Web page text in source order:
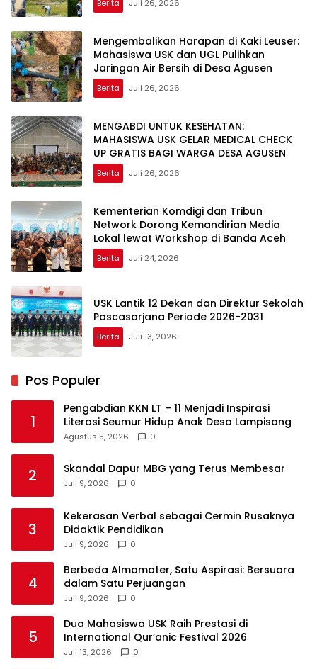
Berita Juli 26, 2026
Mengembalikan Harapan di Kaki Leuser:
Mahasiswa USK dan UGL Pulihkan
Jaringan Air Bersih di Desa Agusen
Berita Juli 26, 2026
MENGABDI UNTUK KESEHATAN:
MAHASISWA USK GELAR MEDICAL CHECK
Berita Juli 26, 2026
Kementerian Komdigi dan Tribun
Network Dorong Kemandirian Media
Lokal lewat Workshop di Banda Aceh
Berita Juli 24, 2026
USK Lantik 12 Dekan dan Direktur Sekolah
Pascasarjana Periode 2026-2031
Berita Juli 13, 2026
Pos Populer
1
Pengabdian KKN LT – 11 Menjadi Inspirasi
Literasi Seumur Hidup Anak Desa Lampisang
Agustus 5, 2026 0
2 Skandal Dapur MBG yang Terus Membesar
Juli 9, 2026 0
3
Kekerasan Verbal sebagai Cermin Rusaknya
Didaktik Pendidikan
Juli 9, 2026 0
4
Berbeda Almamater, Satu Aspirasi: Bersuara
dalam Satu Perjuangan
Juli 9, 2026 0
5
Dua Mahasiswa USK Raih Prestasi di
International Qur’anic Festival 2026
Juli 13, 2026 0